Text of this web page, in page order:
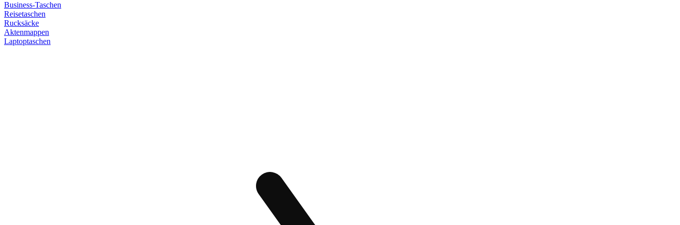
Business-Taschen
Reisetaschen
Rucksäcke
Aktenmappen
Laptoptaschen